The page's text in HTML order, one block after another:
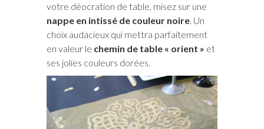
votre déocration de table, misez sur une
nappe en intissé de couleur noire. Un
choix audacieux qui mettra parfaitement
en valeur le chemin de table « orient » et
ses jolies couleurs dorées.